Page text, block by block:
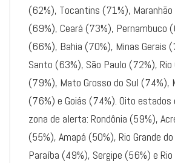
(62%), Tocantins (71%),
(69%), Ceará (73%), Pernambuco
(66%), Bahia (70%), Minas Gerais
Santo (63%), São Paulo (72%), Rio
(79%), Mato Grosso do Sul (74%),
(76%) e Goiás (74%). Oito
zona de alerta: Rondônia (59%),
(55%), Amapá (50%), Rio Grande
Paraíba (49%), Sergipe (56%) e Rio